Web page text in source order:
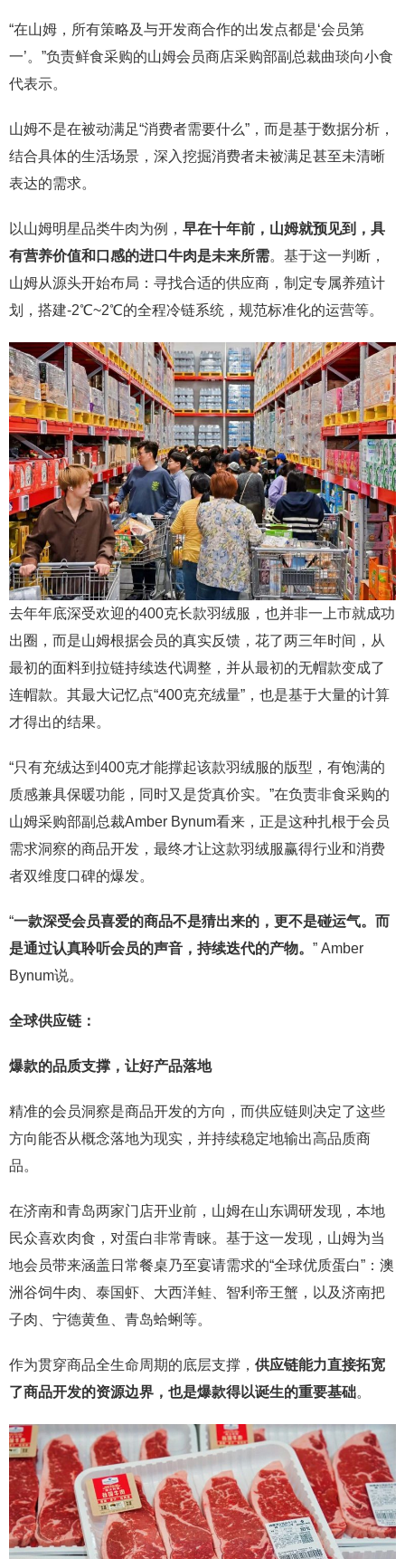
“在山姆，所有策略及与开发商合作的出发点都是‘会员第
一’。”负责鲜食采购的山姆会员商店采购部副总裁曲琰向小食
代表示。
山姆不是在被动满足“消费者需要什么”，而是基于数据分析，
结合具体的生活场景，深入挖掘消费者未被满足甚至未清晰
表达的需求。
以山姆明星品类牛肉为例， 早在十年前，山姆就预见到，具
有营养价值和口感的进口牛肉是未来所需。基于这一判断，
山姆从源头开始布局：寻找合适的供应商，制定专属养殖计
划，搭建-2℃~2℃的全程冷链系统，规范标准化的运营等。
去年年底深受欢迎的400克长款羽绒服，也并非一上市就成功
出圈，而是山姆根据会员的真实反馈，花了两三年时间，从
最初的面料到拉链持续迭代调整，并从最初的无帽款变成了
连帽款。其最大记忆点“400克充绒量”，也是基于大量的计算
才得出的结果。
“只有充绒达到400克才能撑起该款羽绒服的版型，有饱满的
质感兼具保暖功能，同时又是货真价实。”在负责非食采购的
山姆采购部副总裁Amber Bynum看来，正是这种扎根于会员
需求洞察的商品开发，最终才让这款羽绒服赢得行业和消费
者双维度口碑的爆发。
“一款深受会员喜爱的商品不是猜出来的，更不是碰运气。而
是通过认真聆听会员的声音，持续迭代的产物。 ” Amber
Bynum说。
全球供应链：
爆款的品质支撑，让好产品落地
精准的会员洞察是商品开发的方向，而供应链则决定了这些
方向能否从概念落地为现实，并持续稳定地输出高品质商
品。
在济南和青岛两家门店开业前，山姆在山东调研发现，本地
民众喜欢肉食，对蛋白非常青睐。基于这一发现，山姆为当
地会员带来涵盖日常餐桌乃至宴请需求的“全球优质蛋白”：澳
洲谷饲牛肉、泰国虾、大西洋鲑、智利帝王蟹，以及济南把
子肉、宁德黄鱼、青岛蛤蜊等。
作为贯穿商品全生命周期的底层支撑， 供应链能力直接拓宽
了商品开发的资源边界，也是爆款得以诞生的重要基础。